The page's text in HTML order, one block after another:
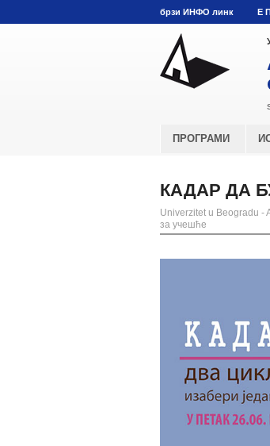
брзи ИНФО линк E
ПРОГРАМИ
КАДАР ДА
Univerzitet u Beogradu -
за учешће